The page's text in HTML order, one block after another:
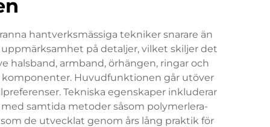
hantverksmässiga tekniker snarare än
på detaljer, vilket skiljer det
halsband, armband, örhängen, ringar och
komponenter. Huvudfunktionen går utöver
Tekniska egenskaper inkluderar
samtida metoder såsom polymerlera-
de utvecklat genom års lång praktik för